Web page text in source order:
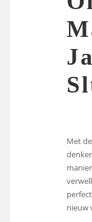
Met
nieuw